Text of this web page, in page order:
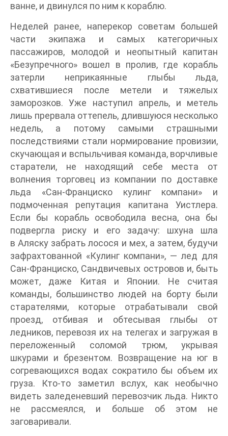
ванне, и двинулся по ним к кораблю.
Неделей ранее, наперекор советам большей
части экипажа и самых категоричных
пассажиров, молодой и неопытный капитан
«Безупречного» вошел в пролив, где корабль
затерли неприкаянные глыбы льда,
схватившиеся после метели и тяжелых
заморозков. Уже наступил апрель, и метель
лишь прервала оттепель, длившуюся несколько
недель, а потому самыми страшными
последствиями стали нормирование провизии,
скучающая и вспыльчивая команда, ворчливые
старатели, не находящий себе места от
волнения торговец из компании по доставке
льда «Сан-Франциско кулинг компани» и
подмоченная репутация капитана Уистлера.
Если бы корабль освободила весна, она бы
подвергла риску и его задачу: шхуна шла
в Аляску забрать лосося и мех, а затем, будучи
зафрахтованной «Кулинг компани», — лед для
Сан-Франциско, Сандвичевых островов и, быть
может, даже Китая и Японии. Не считая
команды, большинство людей на борту были
старателями, которые отрабатывали свой
проезд, отбивая и обтесывая глыбы от
ледников, перевозя их на телегах и загружая в
переложенный соломой трюм, укрывая
шкурами и брезентом. Возвращение на юг в
согревающихся водах сократило бы объем их
груза. Кто-то заметил вслух, как необычно
видеть заледеневший перевозчик льда. Никто
не рассмеялся, и больше об этом не
заговаривали.